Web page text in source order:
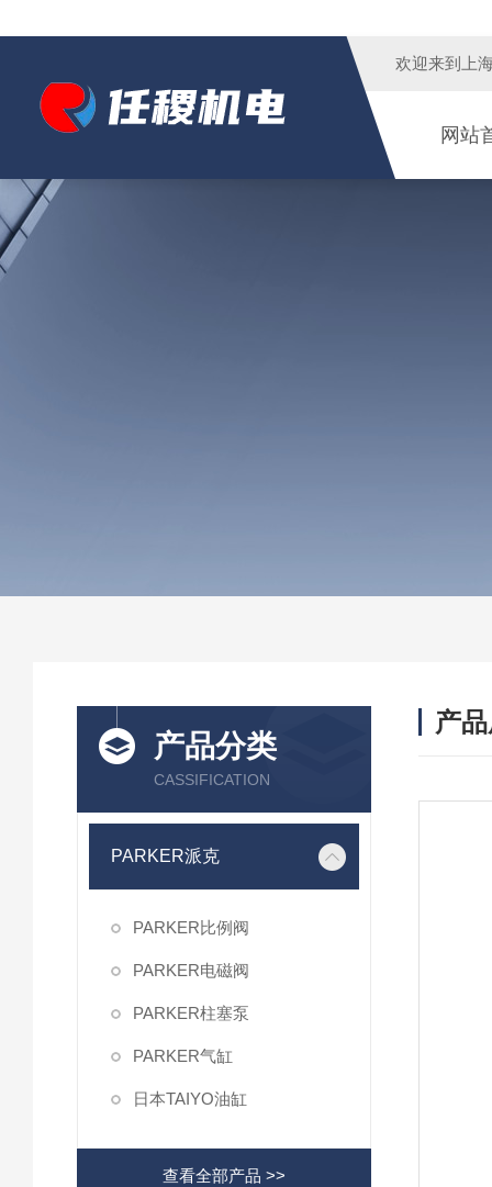
欢迎来到 上
网站
产品分类
CASSIFICATION
PARKER派克
PARKER比例阀
PARKER电磁阀
PARKER柱塞泵
PARKER气缸
日本TAIYO油缸
查看全部产品 >>
产